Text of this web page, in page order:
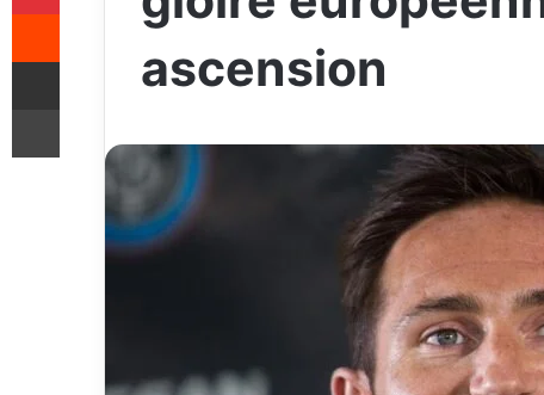
ascension
Reddit
Share via Email